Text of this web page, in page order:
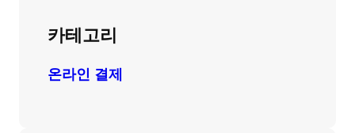
카테고리
온라인 결제